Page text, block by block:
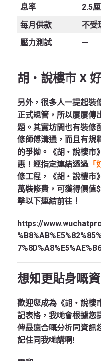
息率
2.5厘
每月供款
不受
壓力測試
—
胡‧說樓市 X
另外，很多人一提起裝
正式規管，所以屢屢傳
題。其實坊間也有裝修
修師傅溝通，而且有規
的爭拗。《胡‧說樓市
惠！經指定連結透過 「
修工程，《胡‧說樓市
萬裝修費，可獲得價值
擊以下連結前往！
https://
想知更貼身嘅
歡迎您成為《胡‧說樓
記表格，我哋會根據您
俾最適合嘅分析同資訊
記住同我哋講啊!